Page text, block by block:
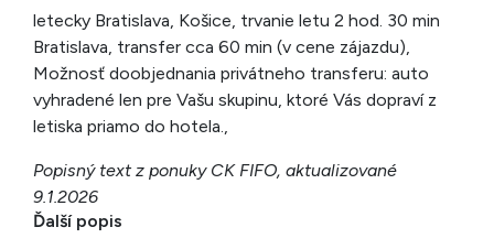
letecky Bratislava, Košice, trvanie letu 2 hod. 30 min
Bratislava, transfer cca 60 min (v cene zájazdu),
Možnosť doobjednania privátneho transferu: auto
vyhradené len pre Vašu skupinu, ktoré Vás dopraví z
letiska priamo do hotela.,
Popisný text z ponuky CK FIFO, aktualizované
9.1.2026
Ďalší popis